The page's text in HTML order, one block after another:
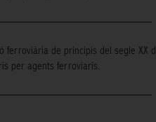
ferroviària de principis del segle XX
per agents ferroviaris.